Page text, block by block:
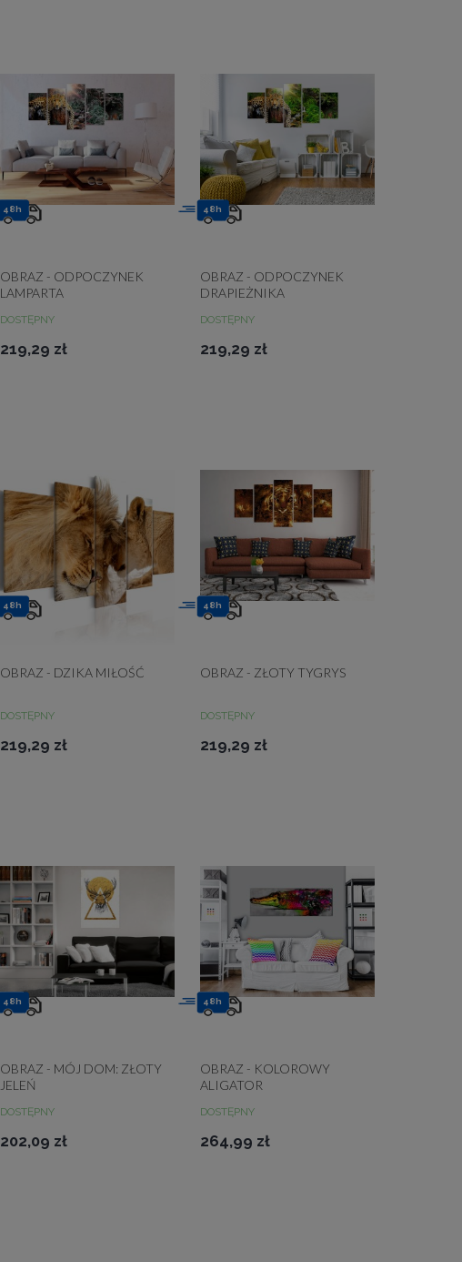
OBRAZ - ODPOCZYNEK
LAMPARTA
DOSTĘPNY
219,29 zł
48h
OBRAZ - ODPOCZYNEK
DRAPIEŻNIKA
DOSTĘPNY
219,29 zł
48h
OBRAZ - DZIKA MIŁOŚĆ
DOSTĘPNY
219,29 zł
48h
OBRAZ - ZŁOTY TYGRYS
DOSTĘPNY
219,29 zł
48h
OBRAZ - MÓJ DOM: ZŁOTY
JELEŃ
DOSTĘPNY
202,09 zł
48h
OBRAZ - KOLOROWY
ALIGATOR
DOSTĘPNY
264,99 zł
48h